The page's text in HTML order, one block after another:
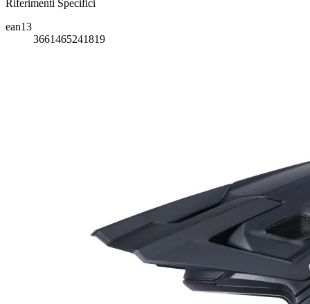
Riferimenti Specifici
ean13
3661465241819